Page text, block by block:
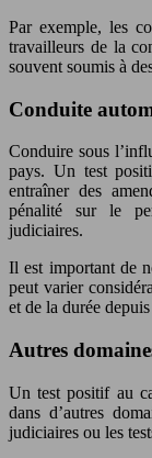
Par exemple, les
travailleurs de la
souvent soumis à
Conduite
Conduire sous
pays. Un test
entraîner des
pénalité sur le
judiciaires.
Il est important de
peut varier
et de la durée
Autres
Un test positif au
dans d’autres
judiciaires ou les